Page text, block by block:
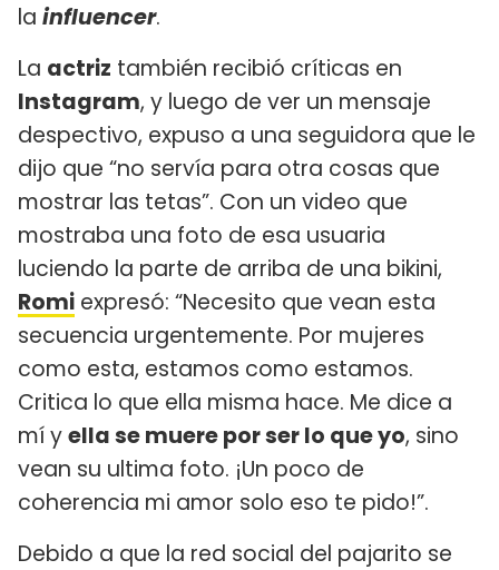
la influencer.
La actriz también recibió críticas en
Instagram, y luego de ver un mensaje
despectivo, expuso a una seguidora que le
dijo que “no servía para otra cosas que
mostrar las tetas”. Con un video que
mostraba una foto de esa usuaria
luciendo la parte de arriba de una bikini,
Romi expresó: “Necesito que vean esta
secuencia urgentemente. Por mujeres
como esta, estamos como estamos.
Critica lo que ella misma hace. Me dice a
mí yella se muere por ser lo que yo, sino
vean su ultima foto. ¡Un poco de
coherencia mi amor solo eso te pido!”.
Debido a que la red social del pajarito se